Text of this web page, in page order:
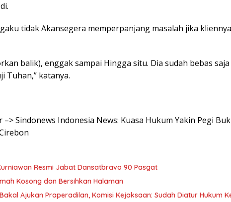
tidak Akansegera memperpanjang masalah jika
balik), enggak sampai Hingga situ. Dia sudah bebas
Tuhan,” katanya.
Sindonews Indonesia News: Kuasa Hukum Yakin Pegi
Resmi Jabat Dansatbravo 90 Pasgat
Kosong dan Bersihkan Halaman
Ajukan Praperadilan, Komisi Kejaksaan: Sudah Diatur Hukum